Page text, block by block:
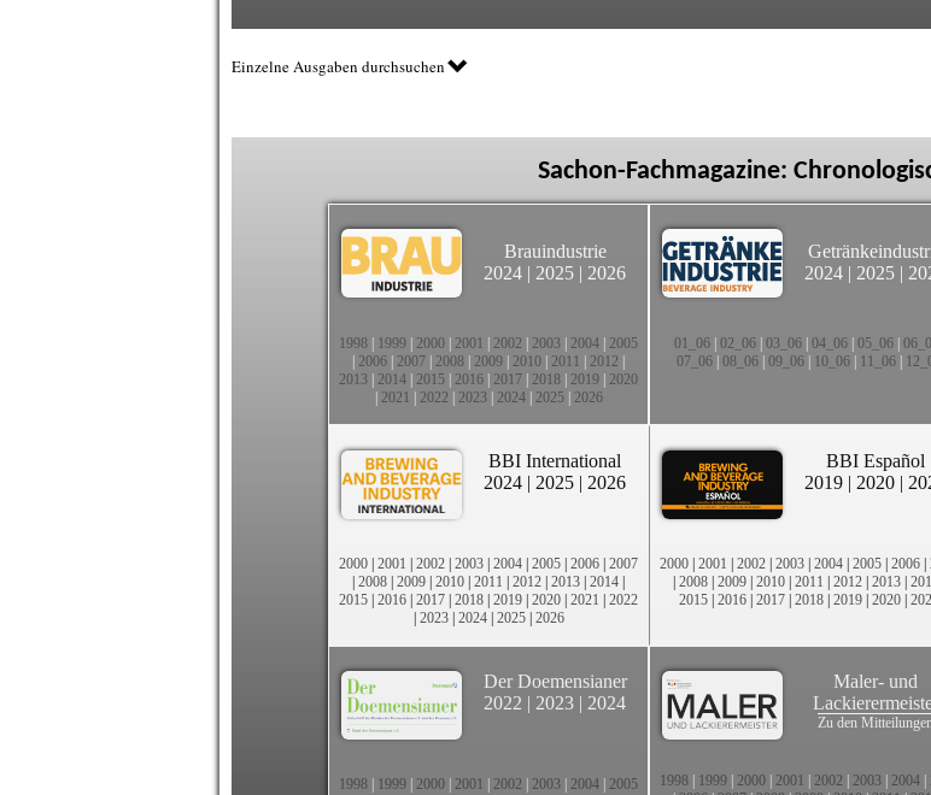
Einzelne Ausgaben durchsuchen
Sachon-Fachmagazine:
Brauindustrie
2024 | 2025 | 2026
1998 1999 2000 2001 2002 2003 2004 2005
2006 2007 2008 2009 2010 2011 2012
2013 2014 2015 2016 2017 2018 2019 2020
2021 2022 2023| 2024| 2025| 2026
2024 | 2025 |
01_06| 02_06| 03_06| 04_06| 05_06|
07_06 08_06 09_06 10_06 11_06
BBI International
2024 | 2025 | 2026
2000 | 2001 | 2002 | 2003 | 2004 | 2005 | 2006 | 2007
| 2008 | 2009 | 2010 | 2011 | 2012 | 2013 | 2014 |
2015 | 2016 | 2017 | 2018 | 2019 | 2020 | 2021 | 2022
| 2023| 2024| 2025| 2026
BBI Español
2019 | 2020 |
2000 | 2001 | 2002 | 2003 | 2004 | 2005 | 2006 |
| 2008 | 2009 | 2010 | 2011 | 2012 | 2013 |
2015 | 2016 | 2017 | 2018 | 2019 | 2020 |
Der Doemensianer
2022 | 2023 | 2024
1998 1999 2000 2001 2002 2003 2004 2005
Maler- und
Zu den
1998 1999 2000 2001 2002 2003 2004